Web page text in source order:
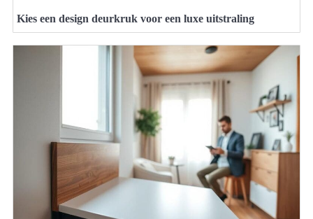
Kies een design deurkruk voor een luxe uitstraling